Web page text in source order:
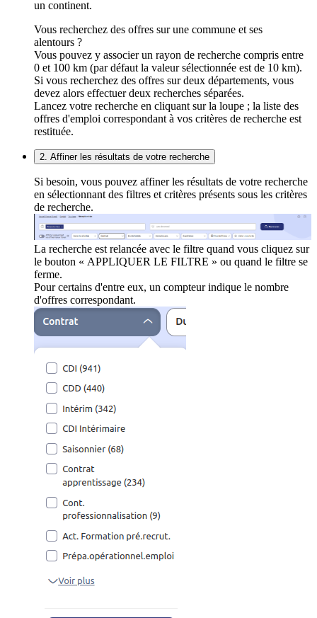
un continent.
Vous recherchez des offres sur une commune et ses
alentours ?
Vous pouvez y associer un rayon de recherche compris entre
0 et 100 km (par défaut la valeur sélectionnée est de 10 km).
Si vous recherchez des offres sur deux départements, vous
devez alors effectuer deux recherches séparées.
Lancez votre recherche en cliquant sur la loupe ; la liste des
offres d'emploi correspondant à vos critères de recherche est
restituée.
2. Affiner les résultats de votre recherche
Si besoin, vous pouvez affiner les résultats de votre recherche
en sélectionnant des filtres et critères présents sous les critères
de recherche.
La recherche est relancée avec le filtre quand vous cliquez sur
le bouton « APPLIQUER LE FILTRE » ou quand le filtre se
ferme.
Pour certains d'entre eux, un compteur indique le nombre
d'offres correspondant.